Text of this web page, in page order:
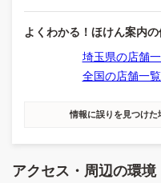
よくわかる！ほけん案内
埼玉県の店舗一
全国の店舗一覧
情報に誤りを見つけた
アクセス・周辺の環境